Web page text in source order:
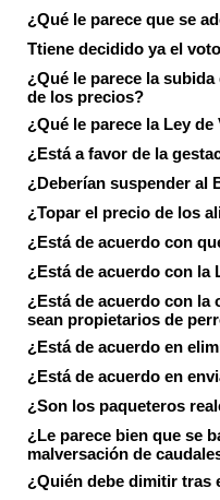
¿Qué le parece que se
Ttiene decidido ya el
¿Qué le parece la
de los precios?
¿Qué le parece la Ley de
¿Está a favor de la
¿Deberían suspender al
¿Topar el precio de los
¿Está de acuerdo con
¿Está de acuerdo con la
¿Está de acuerdo con la
sean propietarios de
¿Está de acuerdo en
¿Está de acuerdo en
¿Son los paqueteros
¿Le parece bien que se
malversación de
¿Quién debe dimitir tras